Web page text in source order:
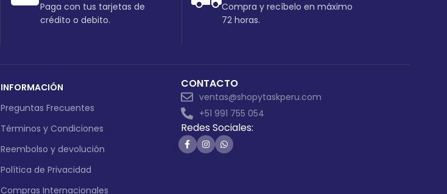
Paga con tus tarjetas de
crédito o debito.
Compra y recíbelo en máximo
72 horas.
INFORMACIÓN
Preguntas Frecuentes
Términos y Condiciones
Reembolso y devolución
Política de Privacidad
Compras Internacionales
CONTACTO
ventas@shopytaskperu.com
+51 991 755 054
Redes Sociales: